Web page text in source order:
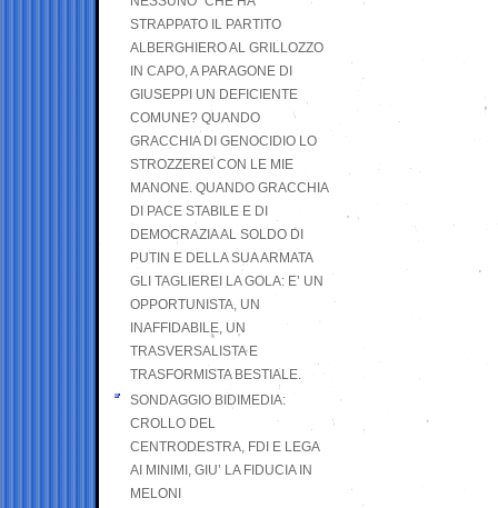
STRAPPATO IL PARTITO
ALBERGHIERO AL GRILLOZZO
IN CAPO, A PARAGONE DI
GIUSEPPI UN DEFICIENTE
COMUNE? QUANDO
GRACCHIA DI GENOCIDIO LO
STROZZEREI CON LE MIE
MANONE. QUANDO GRACCHIA
DI PACE STABILE E DI
DEMOCRAZIA AL SOLDO DI
PUTIN E DELLA SUA ARMATA
GLI TAGLIEREI LA GOLA: E’ UN
OPPORTUNISTA, UN
INAFFIDABILE, UN
TRASVERSALISTA E
TRASFORMISTA BESTIALE.
SONDAGGIO BIDIMEDIA:
CROLLO DEL
CENTRODESTRA, FDI E LEGA
AI MINIMI, GIU’ LA FIDUCIA IN
MELONI